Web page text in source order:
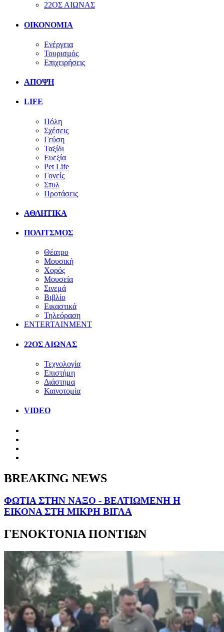
22ΟΣ ΑΙΩΝΑΣ
ΟΙΚΟΝΟΜΙΑ
Ενέργεια
Τουρισμός
Επιχειρήσεις
ΑΠΟΨΗ
LIFE
Πόλη
Σχέσεις
Γεύση
Ταξίδι
Ευεξία
Pet Life
Γονείς
Στυλ
Προτάσεις
ΑΘΛΗΤΙΚΑ
ΠΟΛΙΤΣΜΟΣ
Θέατρο
Μουσική
Χορός
Μουσεία
Σινεμά
Βιβλίο
Εικαστικά
Τηλεόραση
ENTERTAINMENT
22ΟΣ ΑΙΩΝΑΣ
Τεχνολογία
Επιστήμη
Διάστημα
Καινοτομία
VIDEO
BREAKING NEWS
ΦΩΤΙΑ ΣΤΗΝ ΝΑΞΟ - ΒΕΛΤΙΩΜΕΝΗ Η
ΕΙΚΟΝΑ ΣΤΗ ΜΙΚΡΗ ΒΙΓΛΑ
ΓΕΝΟΚΤΟΝΙΑ ΠΟΝΤΙΩΝ